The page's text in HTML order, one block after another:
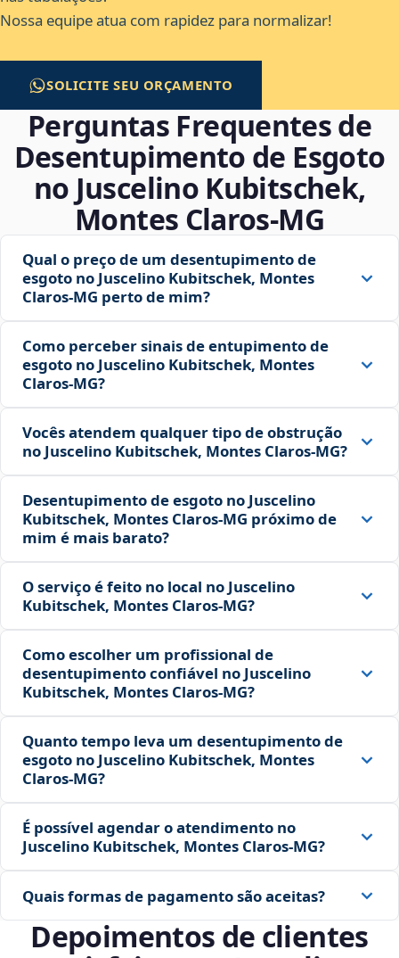
Nossa equipe atua com rapidez para normalizar!
SOLICITE SEU ORÇAMENTO
Perguntas Frequentes de
Desentupimento de Esgoto
no Juscelino Kubitschek,
Montes Claros‑MG
Qual o preço de um desentupimento de
esgoto no Juscelino Kubitschek, Montes
Claros‑MG perto de mim?
Como perceber sinais de entupimento de
esgoto no Juscelino Kubitschek, Montes
Claros‑MG?
Vocês atendem qualquer tipo de obstrução
no Juscelino Kubitschek, Montes Claros‑MG?
Desentupimento de esgoto no Juscelino
Kubitschek, Montes Claros‑MG próximo de
mim é mais barato?
O serviço é feito no local no Juscelino
Kubitschek, Montes Claros‑MG?
Como escolher um profissional de
desentupimento confiável no Juscelino
Kubitschek, Montes Claros‑MG?
Quanto tempo leva um desentupimento de
esgoto no Juscelino Kubitschek, Montes
Claros‑MG?
É possível agendar o atendimento no
Juscelino Kubitschek, Montes Claros‑MG?
Quais formas de pagamento são aceitas?
Depoimentos de clientes